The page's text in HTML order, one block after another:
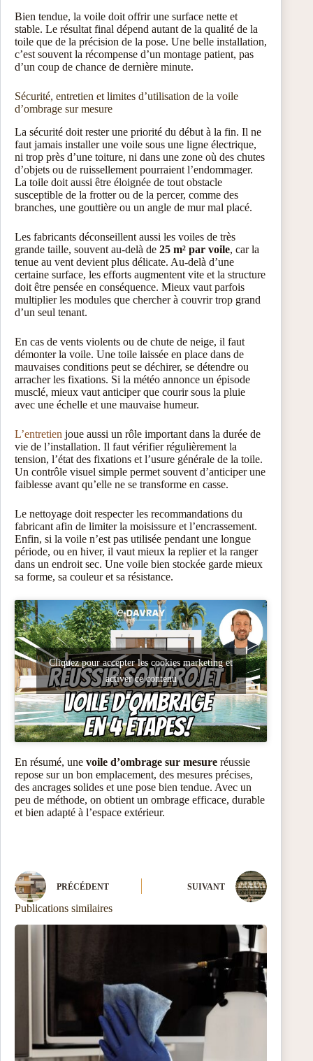
Bien tendue, la voile doit offrir une surface nette et
stable. Le résultat final dépend autant de la qualité de la
toile que de la précision de la pose. Une belle installation,
c’est souvent la récompense d’un montage patient, pas
d’un coup de chance de dernière minute.
Sécurité, entretien et limites d’utilisation de la voile
d’ombrage sur mesure
La sécurité doit rester une priorité du début à la fin. Il ne
faut jamais installer une voile sous une ligne électrique,
ni trop près d’une toiture, ni dans une zone où des chutes
d’objets ou de ruissellement pourraient l’endommager.
La toile doit aussi être éloignée de tout obstacle
susceptible de la frotter ou de la percer, comme des
branches, une gouttière ou un angle de mur mal placé.
Les fabricants déconseillent aussi les voiles de très
grande taille, souvent au-delà de 25 m² par voile, car la
tenue au vent devient plus délicate. Au-delà d’une
certaine surface, les efforts augmentent vite et la structure
doit être pensée en conséquence. Mieux vaut parfois
multiplier les modules que chercher à couvrir trop grand
d’un seul tenant.
En cas de vents violents ou de chute de neige, il faut
démonter la voile. Une toile laissée en place dans de
mauvaises conditions peut se déchirer, se détendre ou
arracher les fixations. Si la météo annonce un épisode
musclé, mieux vaut anticiper que courir sous la pluie
avec une échelle et une mauvaise humeur.
L’entretien joue aussi un rôle important dans la durée de
vie de l’installation. Il faut vérifier régulièrement la
tension, l’état des fixations et l’usure générale de la toile.
Un contrôle visuel simple permet souvent d’anticiper une
faiblesse avant qu’elle ne se transforme en casse.
Le nettoyage doit respecter les recommandations du
fabricant afin de limiter la moisissure et l’encrassement.
Enfin, si la voile n’est pas utilisée pendant une longue
période, ou en hiver, il vaut mieux la replier et la ranger
dans un endroit sec. Une voile bien stockée garde mieux
sa forme, sa couleur et sa résistance.
Cliquez pour accepter les cookies marketing et
activer ce contenu
En résumé, une voile d’ombrage sur mesure réussie
repose sur un bon emplacement, des mesures précises,
des ancrages solides et une pose bien tendue. Avec un
peu de méthode, on obtient un ombrage efficace, durable
et bien adapté à l’espace extérieur.
PRÉCÉDENT SUIVANT
Publications similaires